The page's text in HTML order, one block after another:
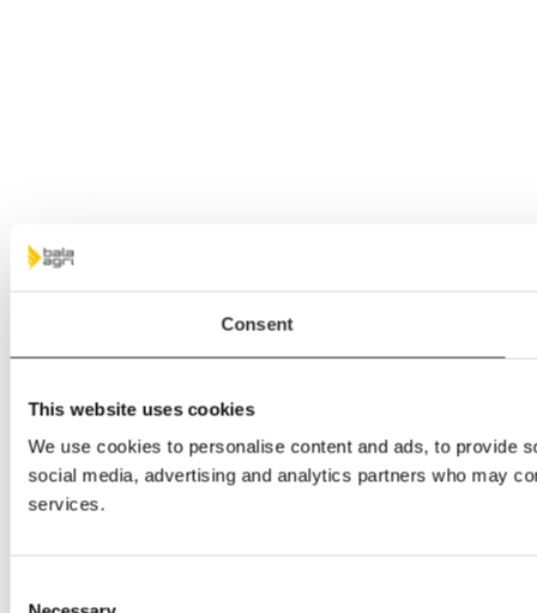
Consent
This website uses cookies
We use cookies to personalise content and ads, to provide
social media, advertising and analytics partners who may
services.